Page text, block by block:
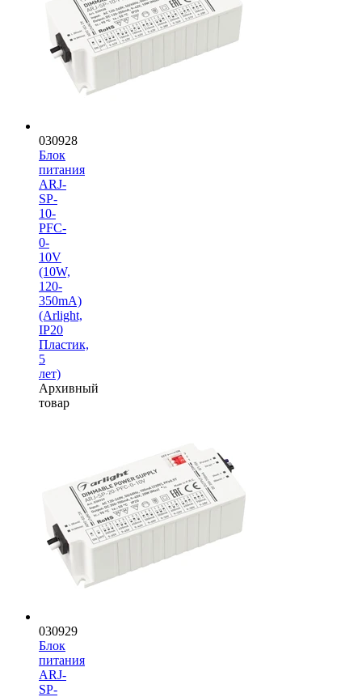
030928
Блок
питания
ARJ-
SP-
10-
PFC-
0-
10V
(10W,
120-
350mA)
(Arlight,
IP20
Пластик,
5
лет)
Архивный
товар
030929
Блок
питания
ARJ-
SP-